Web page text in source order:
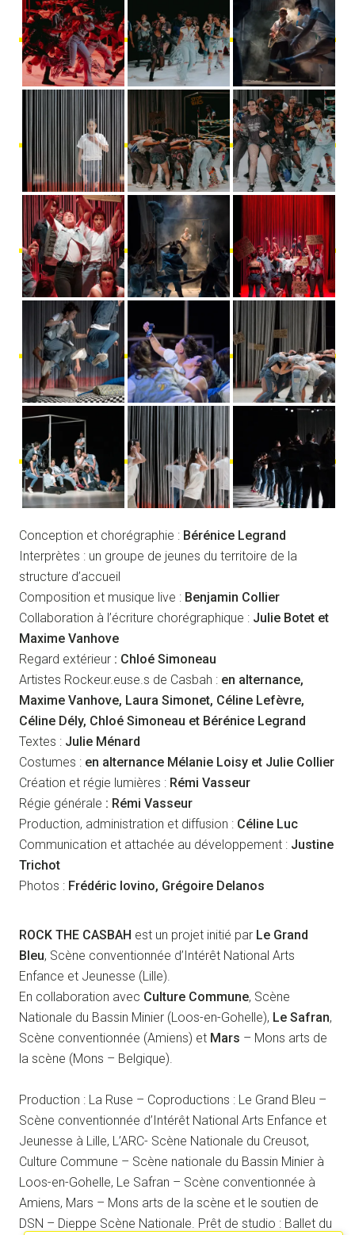
Conception et chorégraphie : Bérénice Legrand
Interprètes : un groupe de jeunes du territoire de la
structure d’accueil
Composition et musique live : Benjamin Collier
Collaboration à l’écriture chorégraphique : Julie Botet et
Maxime Vanhove
Regard extérieur : Chloé Simoneau
Artistes Rockeur.euse.s de Casbah : en alternance,
Maxime Vanhove, Laura Simonet, Céline Lefèvre,
Céline Dély, Chloé Simoneau et Bérénice Legrand
Textes : Julie Ménard
Costumes : en alternance Mélanie Loisy et Julie Collier
Création et régie lumières : Rémi Vasseur
Régie générale : Rémi Vasseur
Production, administration et diffusion : Céline Luc
Communication et attachée au développement : Justine
Trichot
Photos : Frédéric Iovino, Grégoire Delanos
ROCK THE CASBAH est un projet initié par Le Grand
Bleu, Scène conventionnée d’Intérêt National Arts
Enfance et Jeunesse (Lille).
En collaboration avec Culture Commune, Scène
Nationale du Bassin Minier (Loos-en-Gohelle), Le Safran,
Scène conventionnée (Amiens) et Mars – Mons arts de
la scène (Mons – Belgique).
Production : La Ruse – Coproductions : Le Grand Bleu –
Scène conventionnée d’Intérêt National Arts Enfance et
Jeunesse à Lille, L’ARC- Scène Nationale du Creusot,
Culture Commune – Scène nationale du Bassin Minier à
Loos-en-Gohelle, Le Safran – Scène conventionnée à
Amiens, Mars – Mons arts de la scène et le soutien de
DSN – Dieppe Scène Nationale. Prêt de studio : Ballet du